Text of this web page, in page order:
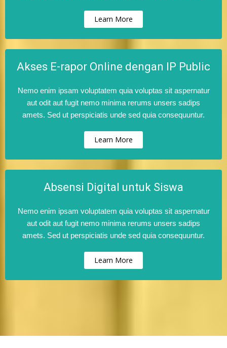
Learn More
Akses E-rapor Online dengan IP Public
Nemo enim ipsam voluptatem quia voluptas sit aspernatur
aut odit aut fugit nemo minima rerums unsers sadips
amets. Sed ut perspiciatis unde sed quia consequuntur.
Learn More
Absensi Digital untuk Siswa
Nemo enim ipsam voluptatem quia voluptas sit aspernatur
aut odit aut fugit nemo minima rerums unsers sadips
amets. Sed ut perspiciatis unde sed quia consequuntur.
Learn More